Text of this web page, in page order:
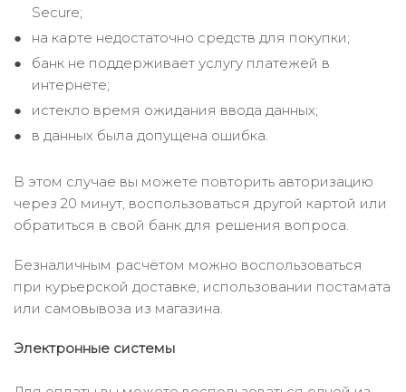
Secure;
на карте недостаточно средств для покупки;
банк не поддерживает услугу платежей в
интернете;
истекло время ожидания ввода данных;
в данных была допущена ошибка.
В этом случае вы можете повторить авторизацию
через 20 минут, воспользоваться другой картой или
обратиться в свой банк для решения вопроса.
Безналичным расчётом можно воспользоваться
при курьерской доставке, использовании постамата
или самовывоза из магазина.
Электронные системы